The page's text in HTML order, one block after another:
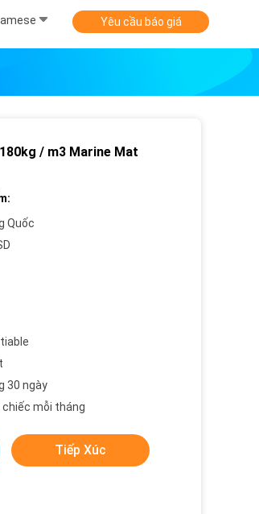
Yêu cầu báo giá
/ m3 Marine Mat
Quốc
30 ngày
chiếc mỗi tháng
Tiếp Xúc